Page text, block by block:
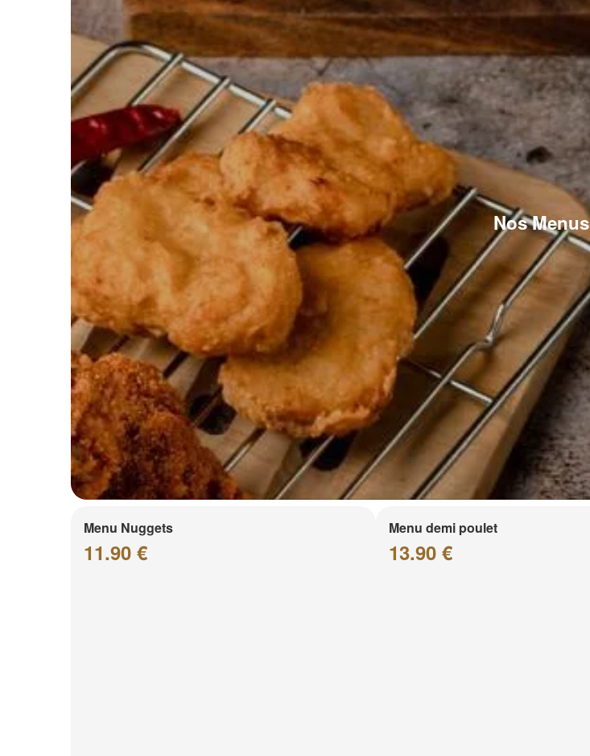
Nos Menus
Menu Nuggets
11.90 €
Menu demi poulet
13.90 €